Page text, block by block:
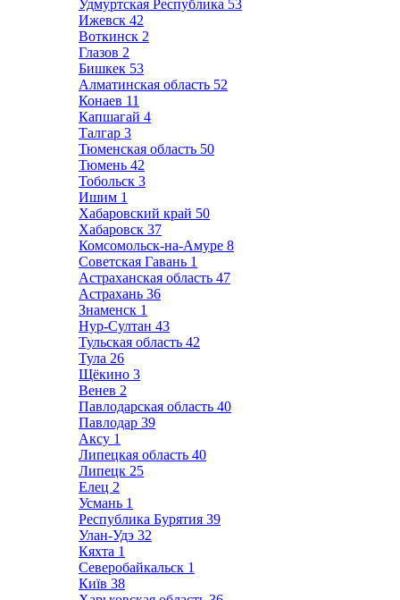
Удмуртская Республика 53
Ижевск 42
Воткинск 2
Глазов 2
Бишкек 53
Алматинская область 52
Конаев 11
Капшагай 4
Талгар 3
Тюменская область 50
Тюмень 42
Тобольск 3
Ишим 1
Хабаровский край 50
Хабаровск 37
Комсомольск-на-Амуре 8
Советская Гавань 1
Астраханская область 47
Астрахань 36
Знаменск 1
Нур-Султан 43
Тульская область 42
Тула 26
Щёкино 3
Венев 2
Павлодарская область 40
Павлодар 39
Аксу 1
Липецкая область 40
Липецк 25
Елец 2
Усмань 1
Республика Бурятия 39
Улан-Удэ 32
Кяхта 1
Северобайкальск 1
Київ 38